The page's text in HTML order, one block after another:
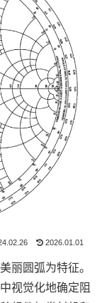
2026.01.01
丽圆弧为特征。
视觉化地确定阻